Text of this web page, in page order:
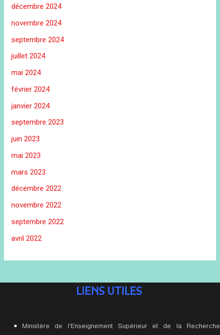
décembre 2024
novembre 2024
septembre 2024
juillet 2024
mai 2024
février 2024
janvier 2024
septembre 2023
juin 2023
mai 2023
mars 2023
décembre 2022
novembre 2022
septembre 2022
avril 2022
LIENS UTILES
Ministère de l'Enseignement Supérieur et de la Recherche